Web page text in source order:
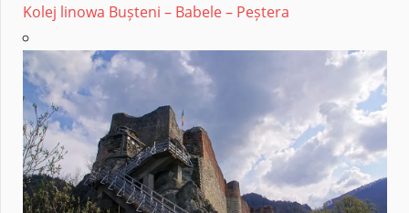
Kolej linowa Bușteni – Babele – Peștera